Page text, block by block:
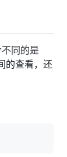
同的是
的查看，还